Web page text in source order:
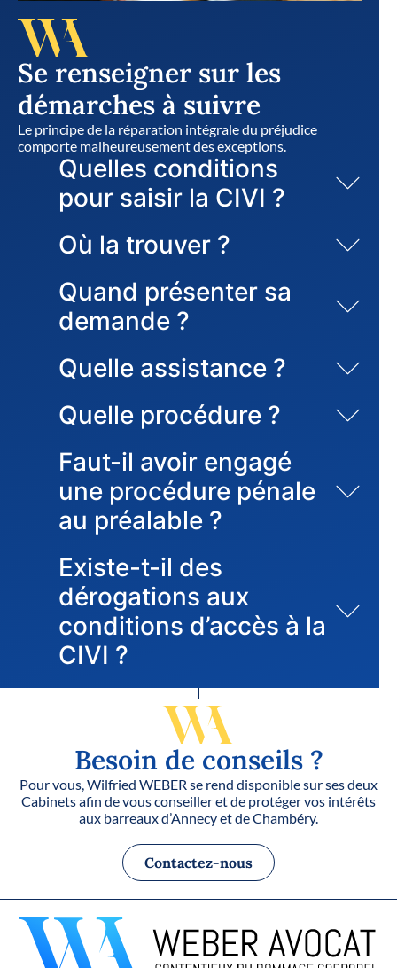
Se renseigner sur les
démarches à suivre
Le principe de la réparation intégrale du préjudice
comporte malheureusement des exceptions.
Quelles conditions
pour saisir la CIVI ?
Où la trouver ?
Quand présenter sa
demande ?
Quelle assistance ?
Quelle procédure ?
Faut-il avoir engagé
une procédure pénale
au préalable ?
Existe-t-il des
dérogations aux
conditions d’accès à la
CIVI ?
Besoin de conseils ?
Pour vous, Wilfried WEBER se rend disponible sur ses deux
Cabinets afin de vous conseiller et de protéger vos intérêts
aux barreaux d’Annecy et de Chambéry.
Contactez-nous